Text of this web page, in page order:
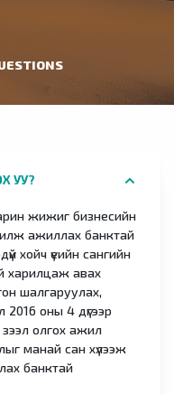
УУ?
жижиг бизнесийн
ажиллах банктай
хойч үеийн сангийн
харилцаж авах
шалгаруулах,
оны 4 дүгээр
олгох ажил
манай сан хүлээж
банктай